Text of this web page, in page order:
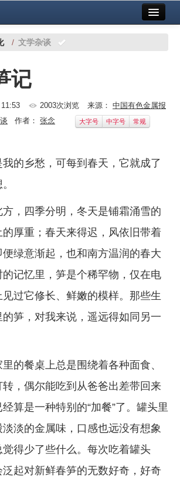
广告服务
/ 文学杂谈
记
2003次浏览 来源： 中国有色金属报
作者： 张念 大字号 中字号 常规
的乡愁，可每到春天，它就成了
，四季分明，冬天是铺霜涌雪的
厚重；春天来得迟，风依旧带着
绿意渐起，也和南方温润的春大
记忆里，笋是个稀罕物，仅在电
过它修长、鲜嫩的模样。那些生
笋，对我来说，遥远得如同另一
的餐桌上总是围绕着各种面食、
转，偶尔能吃到从爸爸出差带回来
算是一种特别的“加餐”了。罐头里
淡的金属味，口感也远没有想象
得少了些什么。每次吃着罐头
起对新鲜春笋的无数好奇，好奇